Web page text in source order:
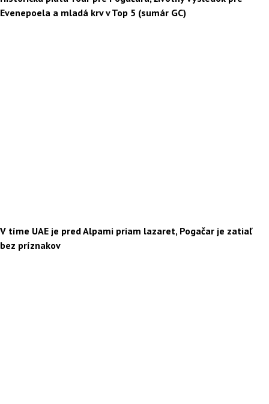
Evenepoela a mladá krv v Top 5 (sumár GC)
V tíme UAE je pred Alpami priam lazaret, Pogačar je zatiaľ
bez príznakov